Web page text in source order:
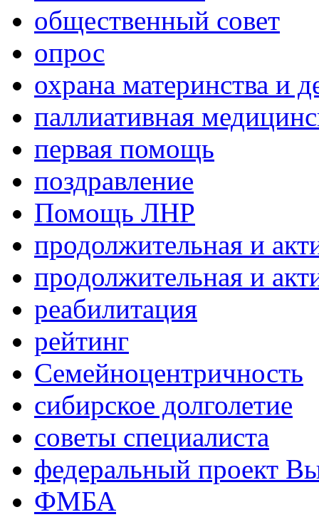
общественный совет
опрос
охрана материнства и
паллиативная
первая помощь
поздравление
Помощь ЛНР
продолжительная и
продолжительная и
реабилитация
рейтинг
Семейноцентричность
сибирское долголетие
советы специалиста
федеральный проект
ФМБА